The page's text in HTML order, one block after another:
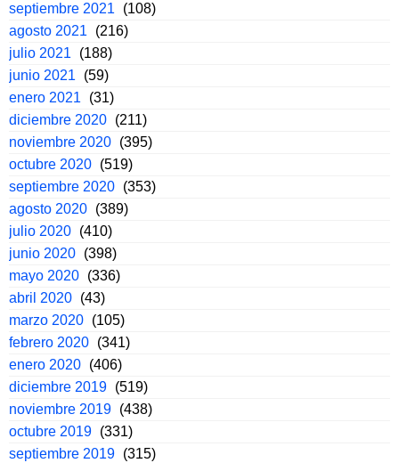
septiembre 2021
(108)
agosto 2021
(216)
julio 2021
(188)
junio 2021
(59)
enero 2021
(31)
diciembre 2020 (211)
noviembre 2020 (395)
octubre 2020 (519)
septiembre 2020 (353)
agosto 2020 (389)
julio 2020 (410)
junio 2020 (398)
mayo 2020 (336)
abril 2020 (43)
marzo 2020 (105)
febrero 2020 (341)
enero 2020 (406)
diciembre 2019 (519)
noviembre 2019 (438)
octubre 2019 (331)
septiembre 2019 (315)